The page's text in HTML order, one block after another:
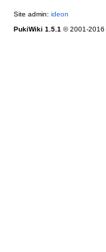
Site admin: ideon
PukiWiki 1.5.1 © 2001-2016